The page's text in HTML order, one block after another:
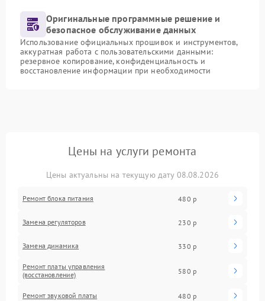
Оригинальные программные решение и
безопасное обслуживание данных
Использование официальных прошивок и инструментов,
аккуратная работа с пользовательскими данными:
резервное копирование, конфиденциальность и
восстановление информации при необходимости
Цены на услуги ремонта
Цены актуальны на текущую дату 08.08.2026
Ремонт блока питания 480 р
Замена регуляторов 230 р
Замена динамика 330 р
Ремонт платы управления
(восстановление)
580 р
Ремонт звуковой платы 480 р